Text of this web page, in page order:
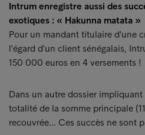
Intrum enregistre aussi des
exotiques : « Hakunna matata »
Pour un mandant titulaire d'une
l'égard d'un client sénégalais,
150 000 euros en 4 versements !
Dans un autre dossier
totalité de la somme principale
recouvrée... Ces succès ne sont